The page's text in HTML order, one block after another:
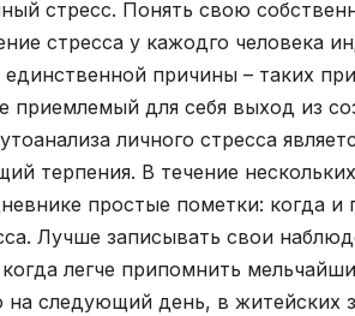
стресс. Понять свою
стресса у кажодго человека
причины – таких
приемлемый для себя выход из
личного стресса
терпения. В течение
простые пометки: когда и
Лучше записывать свои
легче припомнить
следующий день, в житейских